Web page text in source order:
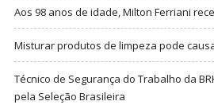
Aos 98 anos de idade, Milton Ferriani
Misturar produtos de limpeza pode
Técnico de Segurança do Trabalho da
pela Seleção Brasileira